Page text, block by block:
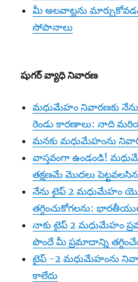
మీ అలవాట్లను
సోపానాలు
షుగర్ వ్యాధినివారణ
మధుమేహం నివారణకు
రెండు కారణాలు: నాది
మనకు మధుమేహంను
వాస్తవంగా ఉండండి!
తక్షణమే మొదలు
నేను టైప్ 2 మధుమేహం
తగ్గించుకోగలను:
నాకు టైప్ 2 మధుమేహం
పొందే మీ ప్రమాదాన్ని
టైప్ -2 మధుమేహంను
కాలేదు